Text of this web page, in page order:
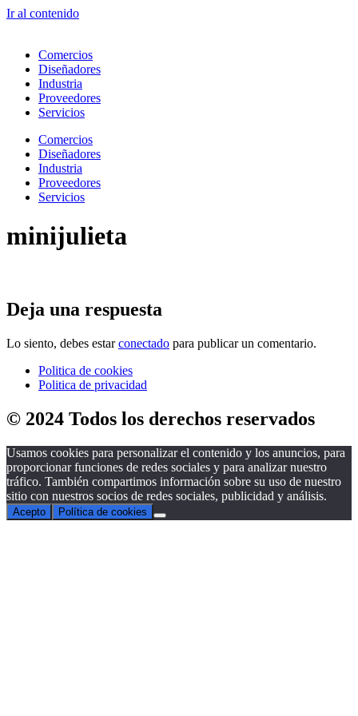
Ir al contenido
Comercios
Diseñadores
Industria
Proveedores
Servicios
Comercios
Diseñadores
Industria
Proveedores
Servicios
minijulieta
Deja una respuesta
Lo siento, debes estarconectado para publicar un comentario.
Politica de cookies
Politica de privacidad
© 2024 Todos los derechos reservados
Usamos cookies para personalizar el contenido y los anuncios, para
proporcionar funciones de redes sociales y para analizar nuestro
tráfico. También compartimos información sobre su uso de nuestro
sitio con nuestros socios de redes sociales, publicidad y análisis.
Acepto Política de cookies